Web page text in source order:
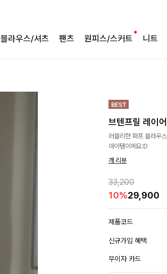
블라우스/셔츠 팬츠 원피스/스커트 니트
브텐프릴 레이
러블리한 퍼프 블라우
아이템이에요:D
개 리뷰
33,200
10%29,900
제품코드
신규가입 혜택
무이자 카드